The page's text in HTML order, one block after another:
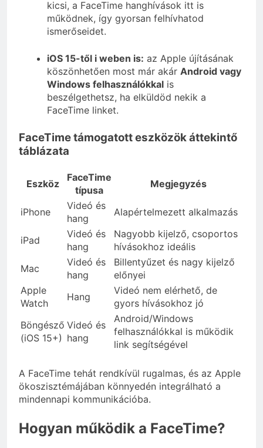
kicsi, a FaceTime hanghívások itt is
működnek, így gyorsan felhívhatod
ismerőseidet.
iOS 15-től i weben is: az Apple újításának
köszönhetően most már akár Android vagy
Windows felhasználókkal is
beszélgethetsz, ha elküldöd nekik a
FaceTime linket.
FaceTime támogatott eszközök áttekintő
táblázata
Eszköz
FaceTime
típusa
Megjegyzés
iPhone
Videó és
hang
Alapértelmezett alkalmazás
iPad
Videó és
hang
Nagyobb kijelző, csoportos
hívásokhoz ideális
Mac
Videó és
hang
Billentyűzet és nagy kijelző
előnyei
Apple
Watch
Hang
Videó nem elérhető, de
gyors hívásokhoz jó
Böngésző
(iOS 15+)
Videó és
hang
Android/Windows
felhasználókkal is működik
link segítségével
A FaceTime tehát rendkívül rugalmas, és az Apple
ökoszisztémájában könnyedén integrálható a
mindennapi kommunikációba.
Hogyan működik a FaceTime?